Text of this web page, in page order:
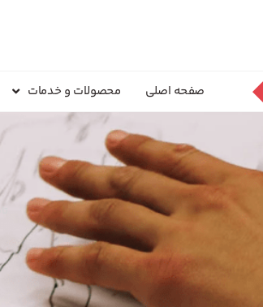
صفحه اصلی محصولات و خدمات